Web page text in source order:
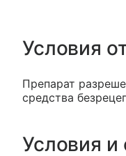
Условия
Препарат
средства
Условия и